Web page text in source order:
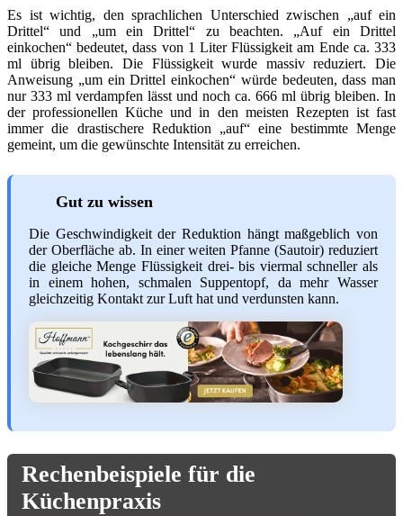
Es ist wichtig, den sprachlichen Unterschied zwischen „auf ein
Drittel“ und „um ein Drittel“ zu beachten. „Auf ein Drittel
einkochen“ bedeutet, dass von 1 Liter Flüssigkeit am Ende ca. 333
ml übrig bleiben. Die Flüssigkeit wurde massiv reduziert. Die
Anweisung „um ein Drittel einkochen“ würde bedeuten, dass man
nur 333 ml verdampfen lässt und noch ca. 666 ml übrig bleiben. In
der professionellen Küche und in den meisten Rezepten ist fast
immer die drastischere Reduktion „auf“ eine bestimmte Menge
gemeint, um die gewünschte Intensität zu erreichen.
Gut zu wissen
Die Geschwindigkeit der Reduktion hängt maßgeblich von
der Oberfläche ab. In einer weiten Pfanne (Sautoir) reduziert
die gleiche Menge Flüssigkeit drei- bis viermal schneller als
in einem hohen, schmalen Suppentopf, da mehr Wasser
gleichzeitig Kontakt zur Luft hat und verdunsten kann.
Rechenbeispiele für die
Küchenpraxis